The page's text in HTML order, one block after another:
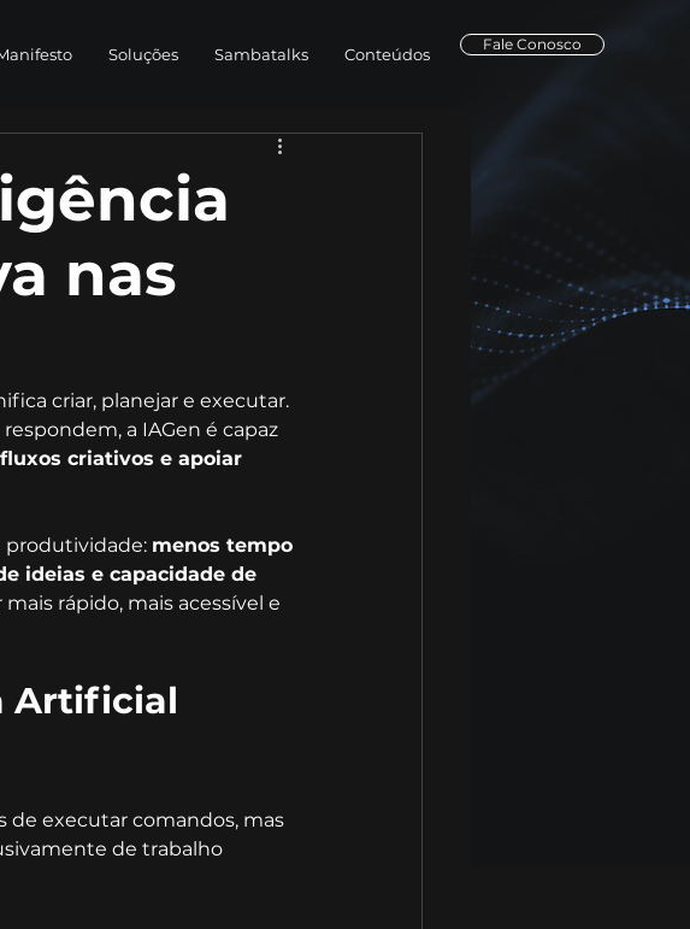
Soluções Sambatalks Conteúdos
Fale Conosco
nas
criar, planejar e executar.
a IAGen é capaz
criativos e apoiar
produtividade: menos tempo
ideias e capacidade de
mais rápido, mais acessível e
Artificial
de executar comandos, mas
de trabalho